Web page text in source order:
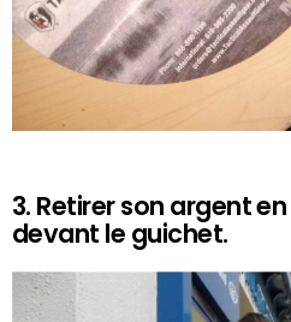
3. Retirer son argent
devant le guichet.